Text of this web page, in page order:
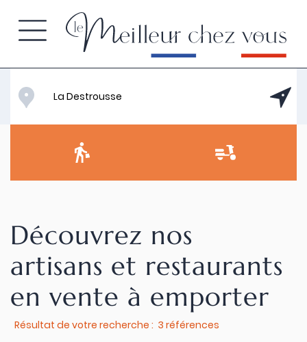
Découvrez nos
artisans et restaurants
en vente à emporter
Résultat de votre recherche : 3 références